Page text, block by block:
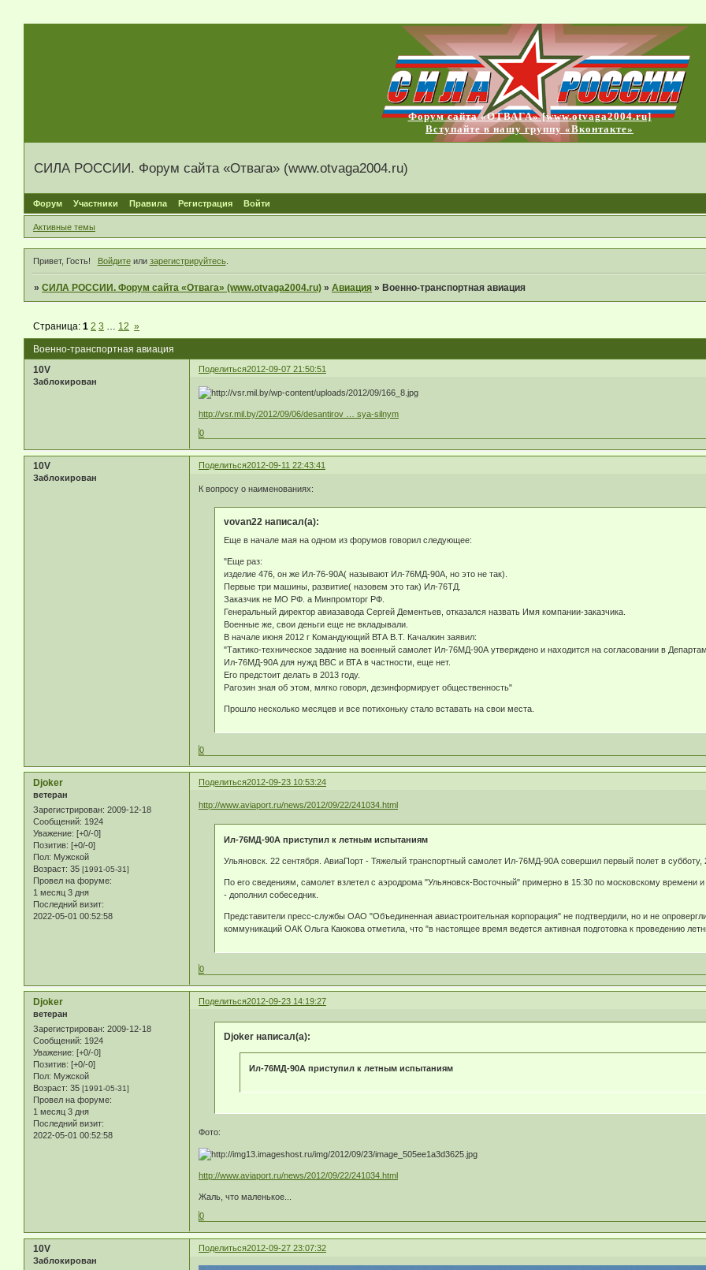
Форум сайта «ОТВАГА» [www.otvaga2004.ru]
Вступайте в нашу группу «Вконтакте»
СИЛА РОССИИ. Форум сайта «Отвага» (www.otvaga2004.ru)
Форум Участники Правила Регистрация Войти
Активные темы
Привет, Гость! Войдитеили зарегистрируйтесь.
»СИЛА РОССИИ. Форум сайта «Отвага» (www.otvaga2004.ru) »Авиация » Военно-транспортная авиация
Военно-транспортная авиация
Страница:1 2 3 12 »
Поделиться2012-09-07 21:50:51
10V
Заблокирован
http://vsr.mil.by/2012/09/06/desantirov … sya-silnym
0
Поделиться2012-09-11 22:43:41
10V
Заблокирован
К вопросу о наименованиях:
vovan22 написал(а):
Еще в начале мая на одном из форумов говорил следующее:
"Еще раз:
изделие 476, он же Ил-76-90А( называют Ил-76МД-90А, но это не так).
Первые три машины, развитие( назовем это так) Ил-76ТД.
Заказчик не МО РФ. а Минпромторг РФ.
Генеральный директор авиазавода Сергей Дементьев, отказался назвать Имя компании-заказчика.
Военные же, свои деньги еще не вкладывали.
В начале июня 2012 г Командующий ВТА В.Т. Качалкин заявил:
"Тактико-техническое задание на военный самолет Ил-76МД-90А утверждено и находится на согласовании в
Ил-76МД-90А для нужд ВВС и ВТА в частности, еще нет.
Его предстоит делать в 2013 году.
Рагозин зная об этом, мягко говоря, дезинформирует общественность"
Прошло несколько месяцев и все потихоньку стало вставать на свои места.
0
Поделиться2012-09-23 10:53:24
Djoker
ветеран
Зарегистрирован: 2009-12-18
Сообщений: 1924
Уважение: [+0/-0]
Позитив: [+0/-0]
Пол: Мужской
Возраст: 35 [1991-05-31]
Провел на форуме:
1 месяц 3 дня
Последний визит:
2022-05-01 00:52:58
http://www.aviaport.ru/news/2012/09/22/241034.html
Ил-76МД-90А приступил к летным испытаниям
Ульяновск. 22 сентября. АвиаПорт - Тяжелый транспортный самолет Ил-76МД-90А совершил первый полет в
По его сведениям, самолет взлетел с аэродрома "Ульяновск-Восточный" примерно в 15:30 по московскому
- дополнил собеседник.
Представители пресс-службы ОАО "Объединенная авиастроительная корпорация" не подтвердили, но и не
коммуникаций ОАК Ольга Каюкова отметила, что "в настоящее время ведется активная подготовка к проведению
0
Поделиться2012-09-23 14:19:27
Djoker
ветеран
Зарегистрирован: 2009-12-18
Сообщений: 1924
Уважение: [+0/-0]
Позитив: [+0/-0]
Пол: Мужской
Возраст: 35 [1991-05-31]
Провел на форуме:
1 месяц 3 дня
Последний визит:
2022-05-01 00:52:58
Djoker написал(а):
Ил-76МД-90А приступил к летным испытаниям
Фото:
http://www.aviaport.ru/news/2012/09/22/241034.html
Жаль, что маленькое...
0
Поделиться2012-09-27 23:07:32
10V
Заблокирован